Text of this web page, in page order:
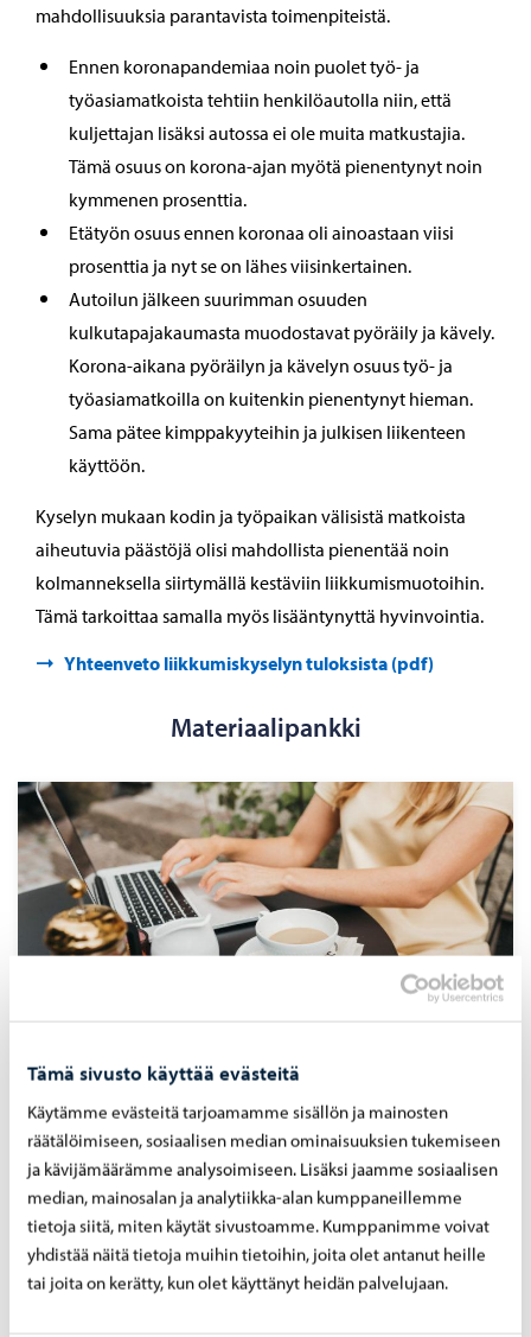
Tämä sivusto käyttää evästeitä
Käytämme evästeitä tarjoamamme sisällön ja mainosten
räätälöimiseen, sosiaalisen median ominaisuuksien tukemiseen
ja kävijämäärämme analysoimiseen. Lisäksi jaamme sosiaalisen
median, mainosalan ja analytiikka-alan kumppaneillemme
tietoja siitä, miten käytät sivustoamme. Kumppanimme voivat
yhdistää näitä tietoja muihin tietoihin, joita olet antanut heille
tai joita on kerätty, kun olet käyttänyt heidän palvelujaan.
mahdollisuuksia parantavista toimenpiteistä.
Ennen koronapandemiaa noin puolet työ- ja
työasiamatkoista tehtiin henkilöautolla niin, että
kuljettajan lisäksi autossa ei ole muita matkustajia.
Tämä osuus on korona-ajan myötä pienentynyt noin
kymmenen prosenttia.
Etätyön osuus ennen koronaa oli ainoastaan viisi
prosenttia ja nyt se on lähes viisinkertainen.
Autoilun jälkeen suurimman osuuden
kulkutapajakaumasta muodostavat pyöräily ja kävely.
Korona-aikana pyöräilyn ja kävelyn osuus työ- ja
työasiamatkoilla on kuitenkin pienentynyt hieman.
Sama pätee kimppakyyteihin ja julkisen liikenteen
käyttöön.
Kyselyn mukaan kodin ja työpaikan välisistä matkoista
aiheutuvia päästöjä olisi mahdollista pienentää noin
kolmanneksella siirtymällä kestäviin liikkumismuotoihin.
Tämä tarkoittaa samalla myös lisääntynyttä hyvinvointia.
Yhteenveto liikkumiskyselyn tuloksista (pdf)
Materiaalipankki
Voit hyödyntää tätä saateviestiä sosiaali- ja muiden
tilojen kartoittamiseksi ja inventointikyselyn
välittämiseksi omassa organisaatiossasi.